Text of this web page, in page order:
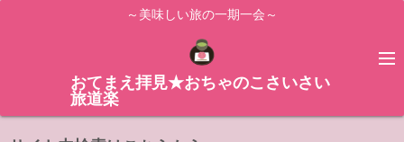
～美味しい旅の一期一会～
おてまえ拝見★おちゃのこさいさい
旅道楽